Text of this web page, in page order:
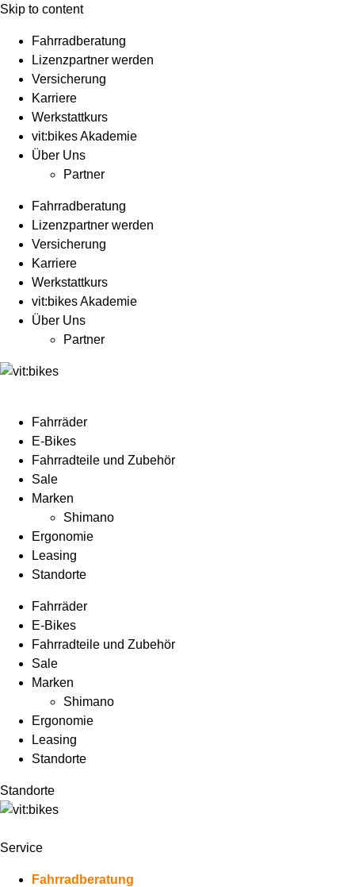
Skip to content
Fahrradberatung
Lizenzpartner werden
Versicherung
Karriere
Werkstattkurs
vit:bikes Akademie
Über Uns
Partner
Fahrradberatung
Lizenzpartner werden
Versicherung
Karriere
Werkstattkurs
vit:bikes Akademie
Über Uns
Partner
Fahrräder
E-Bikes
Fahrradteile und Zubehör
Sale
Marken
Shimano
Ergonomie
Leasing
Standorte
Fahrräder
E-Bikes
Fahrradteile und Zubehör
Sale
Marken
Shimano
Ergonomie
Leasing
Standorte
Standorte
Service
Fahrradberatung